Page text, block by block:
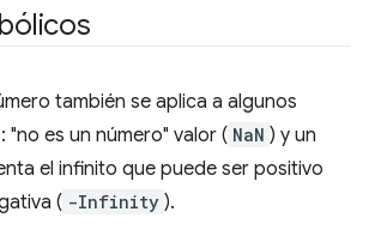
también se aplica a algunos
"no es un número" valor ( NaN ) y un
el infinito que puede ser positivo
( -Infinity ).